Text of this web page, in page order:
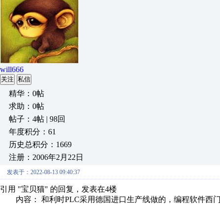
will666
关注 私信
精华：0帖
求助：0帖
帖子：4帖 | 98回
年度积分：61
历史总积分：1669
注册：2006年2月22日
发表于：2022-08-13 09:40:37
引用 "宝贝猫" 的回复，发表在4楼
内容： 和利时PLC采用德国进口生产线做的，编程软件西门